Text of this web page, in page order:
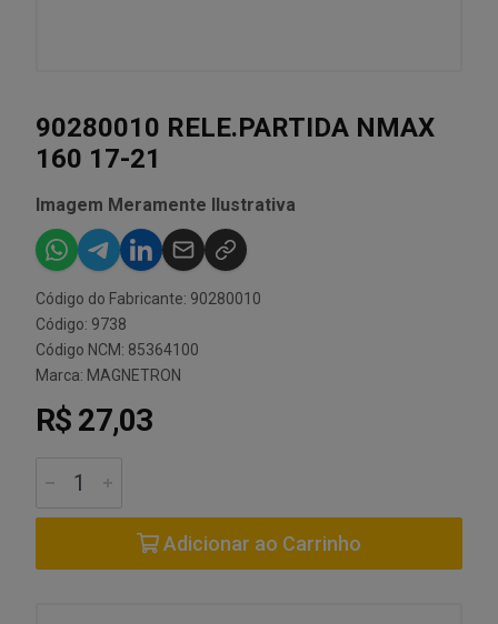
90280010 RELE.PARTIDA NMAX
160 17-21
Imagem Meramente Ilustrativa
Código do Fabricante: 90280010
Código: 9738
Código NCM: 85364100
Marca: MAGNETRON
R$ 27,03
Adicionar ao Carrinho